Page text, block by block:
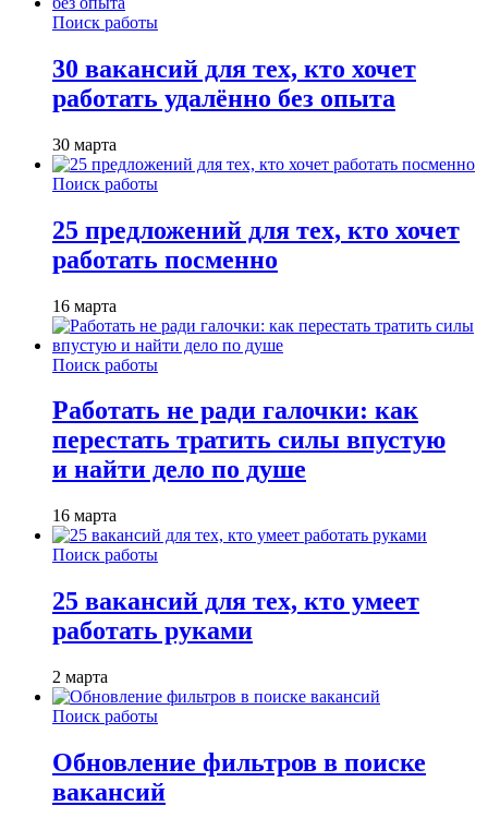
Поиск работы
30 вакансий для тех, кто хочет
работать удалённо без опыта
30 марта
Поиск работы
25 предложений для тех, кто хочет
работать посменно
16 марта
Поиск работы
Работать не ради галочки: как
перестать тратить силы впустую
и найти дело по душе
16 марта
Поиск работы
25 вакансий для тех, кто умеет
работать руками
2 марта
Поиск работы
Обновление фильтров в поиске
вакансий